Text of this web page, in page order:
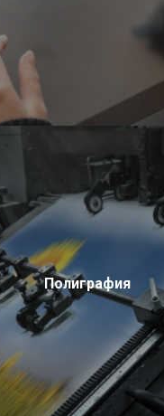
Полиграфия